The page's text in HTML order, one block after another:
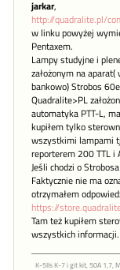
jarkar,
http://quadralite.pl/
w linku powyżej
Pentaxem.
Lampy studyjne i
założonym na
bankowo) Strobos
Quadralite>PL
automatyka PTT-L,
kupiłem tylko
wszystkimi lampami
reporterem 200 TTL i
Jeśli chodzi o
Faktycznie nie ma
otrzymałem
https://
Tam też kupiłem
wszystkich informacji.
K-5IIs K-7 i git kit, 50A 1,7,